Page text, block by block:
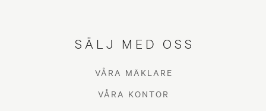
SÄLJ MED OSS
VÅRA MÄKLARE
VÅRA KONTOR